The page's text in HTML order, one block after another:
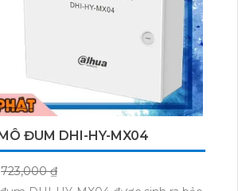
ĐUM DHI-HY-MX04
723,000 ₫